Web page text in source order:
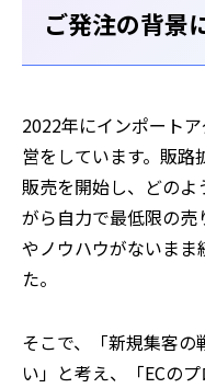
ご発注の背景
2022年にインポート
営をしています。販
販売を開始し、どの
がら自力で最低限の
やノウハウがないまま
た。
そこで、「新規集客
い」と考え、「ECの